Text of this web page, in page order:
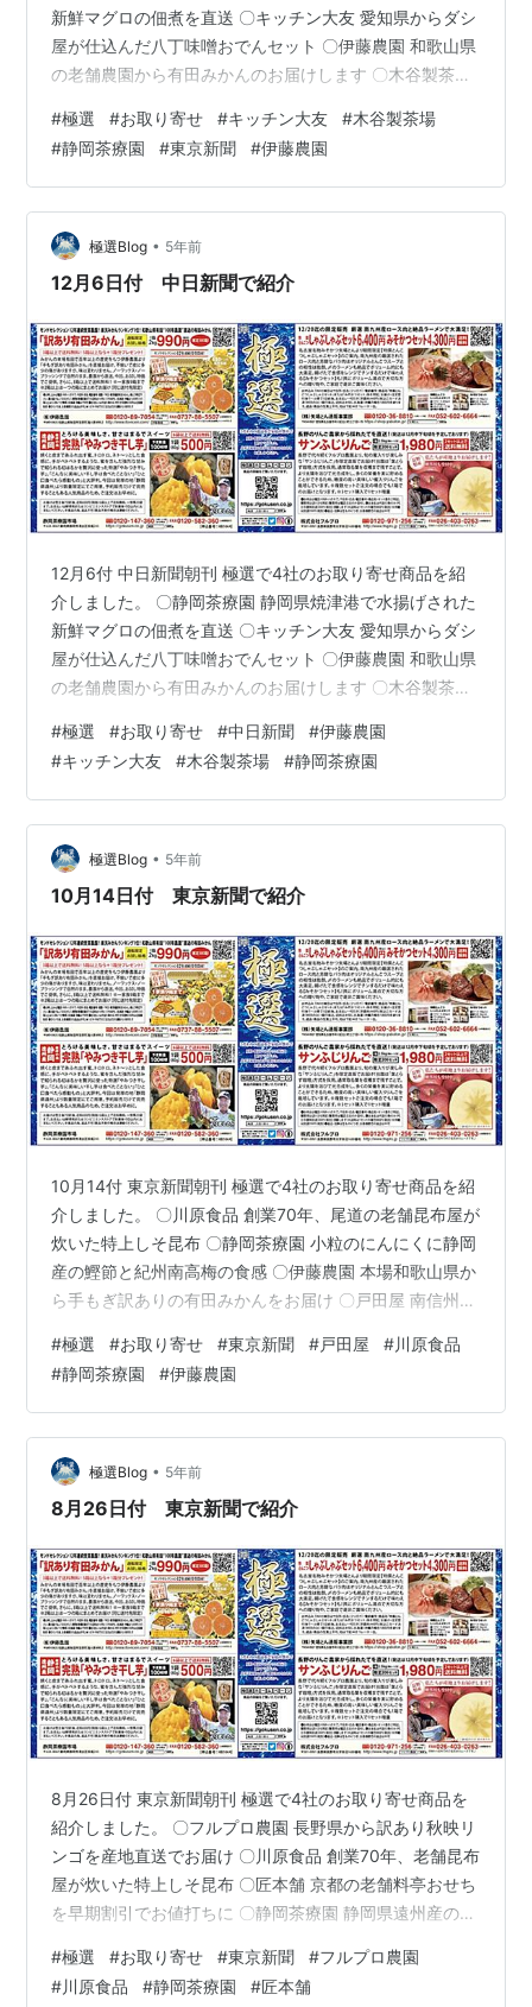
新鮮マグロの佃煮を直送 〇キッチン大友 愛知県からダシ
屋が仕込んだ八丁味噌おでんセット 〇伊藤農園 和歌山県
の老舗農園から有田みかんのお届けします 〇木谷製茶場
選ホームページで商品の詳しい紹介をしています。 クリ
ック！ ↓ 極選ホームページ・・こだわりの逸品を家庭の
食卓へ
#極選 #お取り寄せ #キッチン大友 #木谷製茶場
#静岡茶療園 #東京新聞 #伊藤農園
極選Blog • 5年前
12月6日付 中日新聞で紹介
12月6付 中日新聞朝刊 極選で4社のお取り寄せ商品を紹
介しました。 〇静岡茶療園 静岡県焼津港で水揚げされた
新鮮マグロの佃煮を直送 〇キッチン大友 愛知県からダシ
屋が仕込んだ八丁味噌おでんセット 〇伊藤農園 和歌山県
の老舗農園から有田みかんのお届けします 〇木谷製茶場
選ホームページで商品の詳しい紹介をしています。 クリ
ック！ ↓ 極選ホームページ・・こだわりの逸品を家庭の
食卓へ
#極選 #お取り寄せ #中日新聞 #伊藤農園
#キッチン大友 #木谷製茶場 #静岡茶療園
極選Blog • 5年前
10月14日付 東京新聞で紹介
10月14付 東京新聞朝刊 極選で4社のお取り寄せ商品を紹
介しました。 〇川原食品 創業70年、尾道の老舗昆布屋が
炊いた特上しそ昆布 〇静岡茶療園 小粒のにんにくに静岡
産の鰹節と紀州南高梅の食感 〇伊藤農園 本場和歌山県か
ら手もぎ訳ありの有田みかんをお届け 〇戸田屋 南信州産
ページで商品の詳しい紹介をしています。 クリック！ ↓
極選ホームページ・・こだわりの逸品を家庭の食卓へ
#極選 #お取り寄せ #東京新聞 #戸田屋 #川原食品
#静岡茶療園 #伊藤農園
極選Blog • 5年前
8月26日付 東京新聞で紹介
8月26日付 東京新聞朝刊 極選で4社のお取り寄せ商品を
紹介しました。 〇フルプロ農園 長野県から訳あり秋映リ
ンゴを産地直送でお届け 〇川原食品 創業70年、老舗昆布
屋が炊いた特上しそ昆布 〇匠本舗 京都の老舗料亭おせち
を早期割引でお値打ちに 〇静岡茶療園 静岡県遠州産のと
で商品の詳しい紹介をしています。 クリック！ ↓ 極選ホ
ームページ・・こだわりの逸品を家庭の食卓へ
#極選 #お取り寄せ #東京新聞 #フルプロ農園
#川原食品 #静岡茶療園 #匠本舗